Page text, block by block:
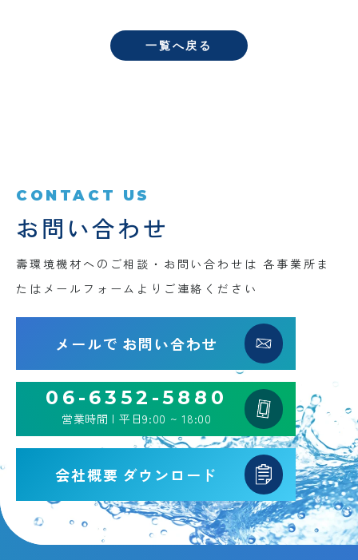
一覧へ戻る
CONTACT US
お問い合わせ
壽環境機材へのご相談・お問い合わせは 各事業所ま
たはメールフォームよりご連絡ください
メールで お問い合わせ
06-6352-5880
営業時間 | 平日9:00 ~ 18:00
会社概要 ダウンロード